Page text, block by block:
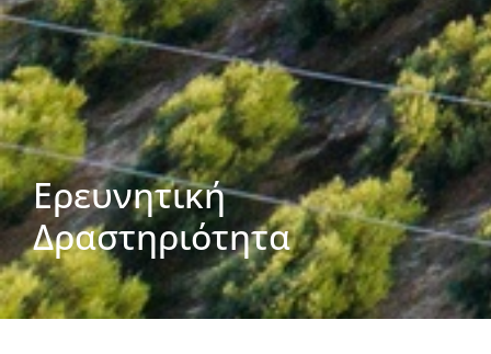
Ερευνητική
Δραστηριότητα